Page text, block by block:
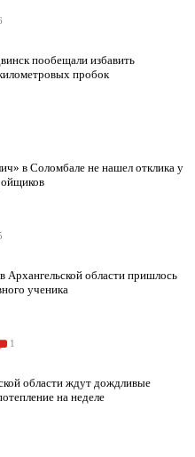
пообещали избавить
пробок
в Соломбале не нашел отклика у
Архангельской области пришлось
ученика
1
области ждут дождливые
на неделе